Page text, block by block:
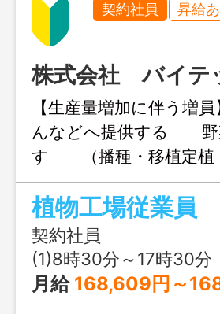
契約社員 昇給
株式会社 バイテ
【生産量増加に伴う増
んなどへ提供する 野
す （播種・移植定
出荷梱包・清掃等を分
※設定された温度でき
生面・環境面で管理さ
ンスーツ・マスクを着
者も大歓迎です ※条件
務時間等） ※※正社員
契約社員
(1)8時30分～17時30分
月給 168,609円～